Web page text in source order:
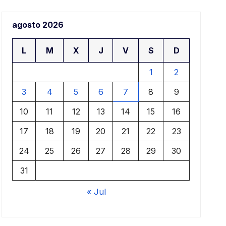
agosto 2026
L M X J V S D
1
2
3
4 5 6 7 8
9
10
11 12 13 14 15
16
17
18 19 20 21 22
23
24
25 26 27 28 29
30
31
« Jul